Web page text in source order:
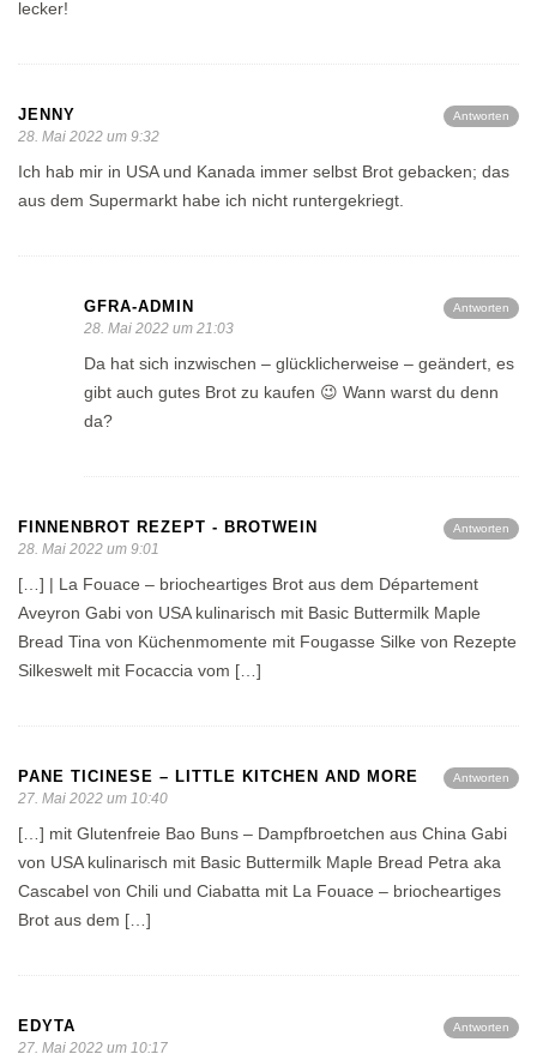
lecker!
Antworten
JENNY
28. Mai 2022 um 9:32
Ich hab mir in USA und Kanada immer selbst Brot gebacken; das
aus dem Supermarkt habe ich nicht runtergekriegt.
Antworten
GFRA-ADMIN
28. Mai 2022 um 21:03
Da hat sich inzwischen – glücklicherweise – geändert, es
gibt auch gutes Brot zu kaufen 😉 Wann warst du denn
da?
Antworten
FINNENBROT REZEPT - BROTWEIN
28. Mai 2022 um 9:01
[…] | La Fouace – briocheartiges Brot aus dem Département
Aveyron Gabi von USA kulinarisch mit Basic Buttermilk Maple
Bread Tina von Küchenmomente mit Fougasse Silke von Rezepte
Silkeswelt mit Focaccia vom […]
Antworten
PANE TICINESE – LITTLE KITCHEN AND MORE
27. Mai 2022 um 10:40
[…] mit Glutenfreie Bao Buns – Dampfbroetchen aus China Gabi
von USA kulinarisch mit Basic Buttermilk Maple Bread Petra aka
Cascabel von Chili und Ciabatta mit La Fouace – briocheartiges
Brot aus dem […]
Antworten
EDYTA
27. Mai 2022 um 10:17